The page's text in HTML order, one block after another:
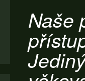
Naše